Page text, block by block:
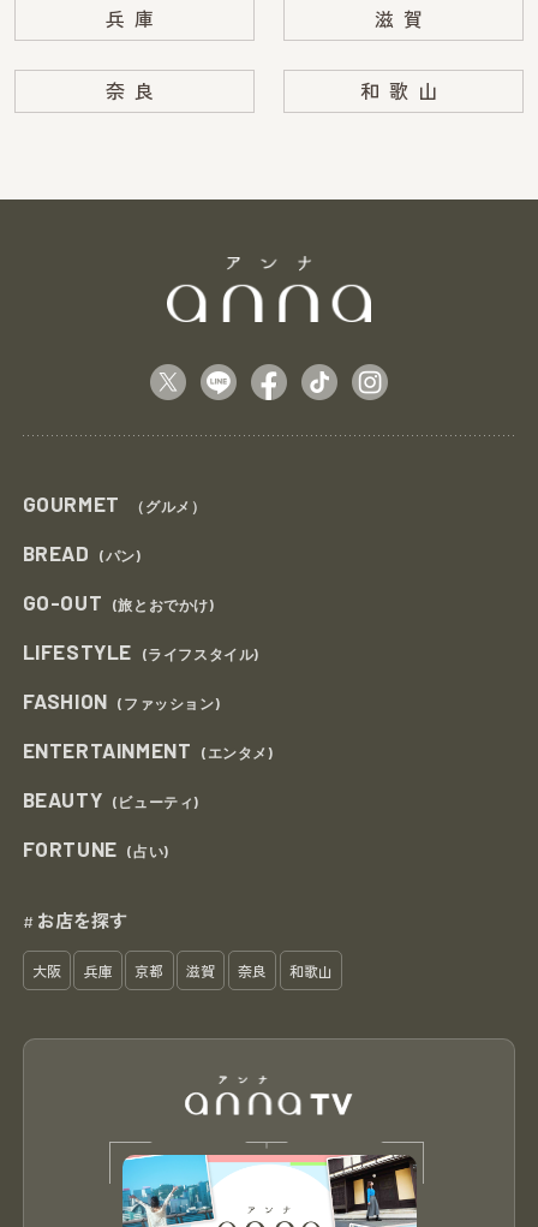
兵庫 滋賀
奈良 和歌山
GOURMET （グルメ）
BREAD (パン)
GO-OUT (旅とおでかけ)
LIFESTYLE (ライフスタイル)
FASHION (ファッション)
ENTERTAINMENT (エンタメ)
BEAUTY (ビューティ)
FORTUNE (占い)
# お店を探す
大阪 兵庫 京都 滋賀 奈良 和歌山